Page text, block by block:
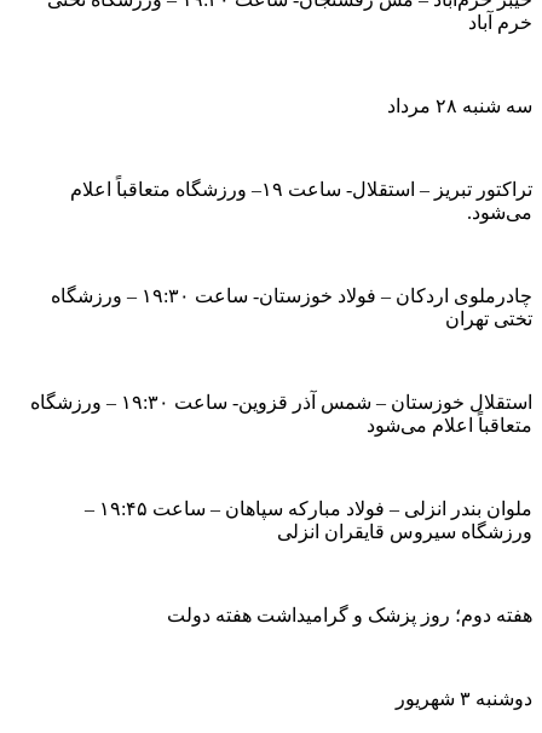
خرم آباد
سه شنبه ۲۸ مرداد
تراکتور تبریز – استقلال- ساعت ۱۹– ورزشگاه متعاقباً اعلام
می‌شود.
چادرملوی اردکان – فولاد خوزستان- ساعت ۱۹:۳۰ – ورزشگاه
تختی تهران
استقلال خوزستان – شمس آذر قزوین- ساعت ۱۹:۳۰ – ورزشگاه
متعاقباً اعلام می‌شود
ملوان بندر انزلی – فولاد مبارکه سپاهان – ساعت ۱۹:۴۵ –
ورزشگاه سیروس قایقران انزلی
هفته دوم؛ روز پزشک و گرامیداشت هفته دولت
دوشنبه ۳ شهریور